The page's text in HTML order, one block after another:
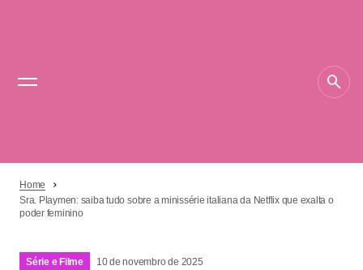
Home
Sra. Playmen: saiba tudo sobre a minissérie italiana da Netflix que exalta o
poder feminino
Série e Filme 10 de novembro de 2025